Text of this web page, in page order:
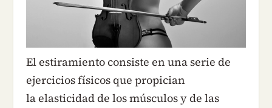
El estiramiento consiste en una serie de
ejercicios físicos que propician
la elasticidad de los músculos y de las